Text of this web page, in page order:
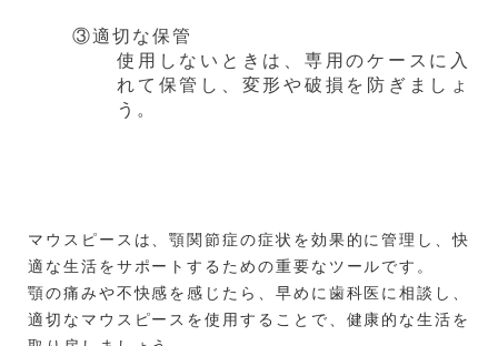
③適切な保管
使用しないときは、専用のケースに入
れて保管し、変形や破損を防ぎましょ
う。
マウスピースは、顎関節症の症状を効果的に管理し、快
適な生活をサポートするための重要なツールです。
顎の痛みや不快感を感じたら、早めに歯科医に相談し、
適切なマウスピースを使用することで、健康的な生活を